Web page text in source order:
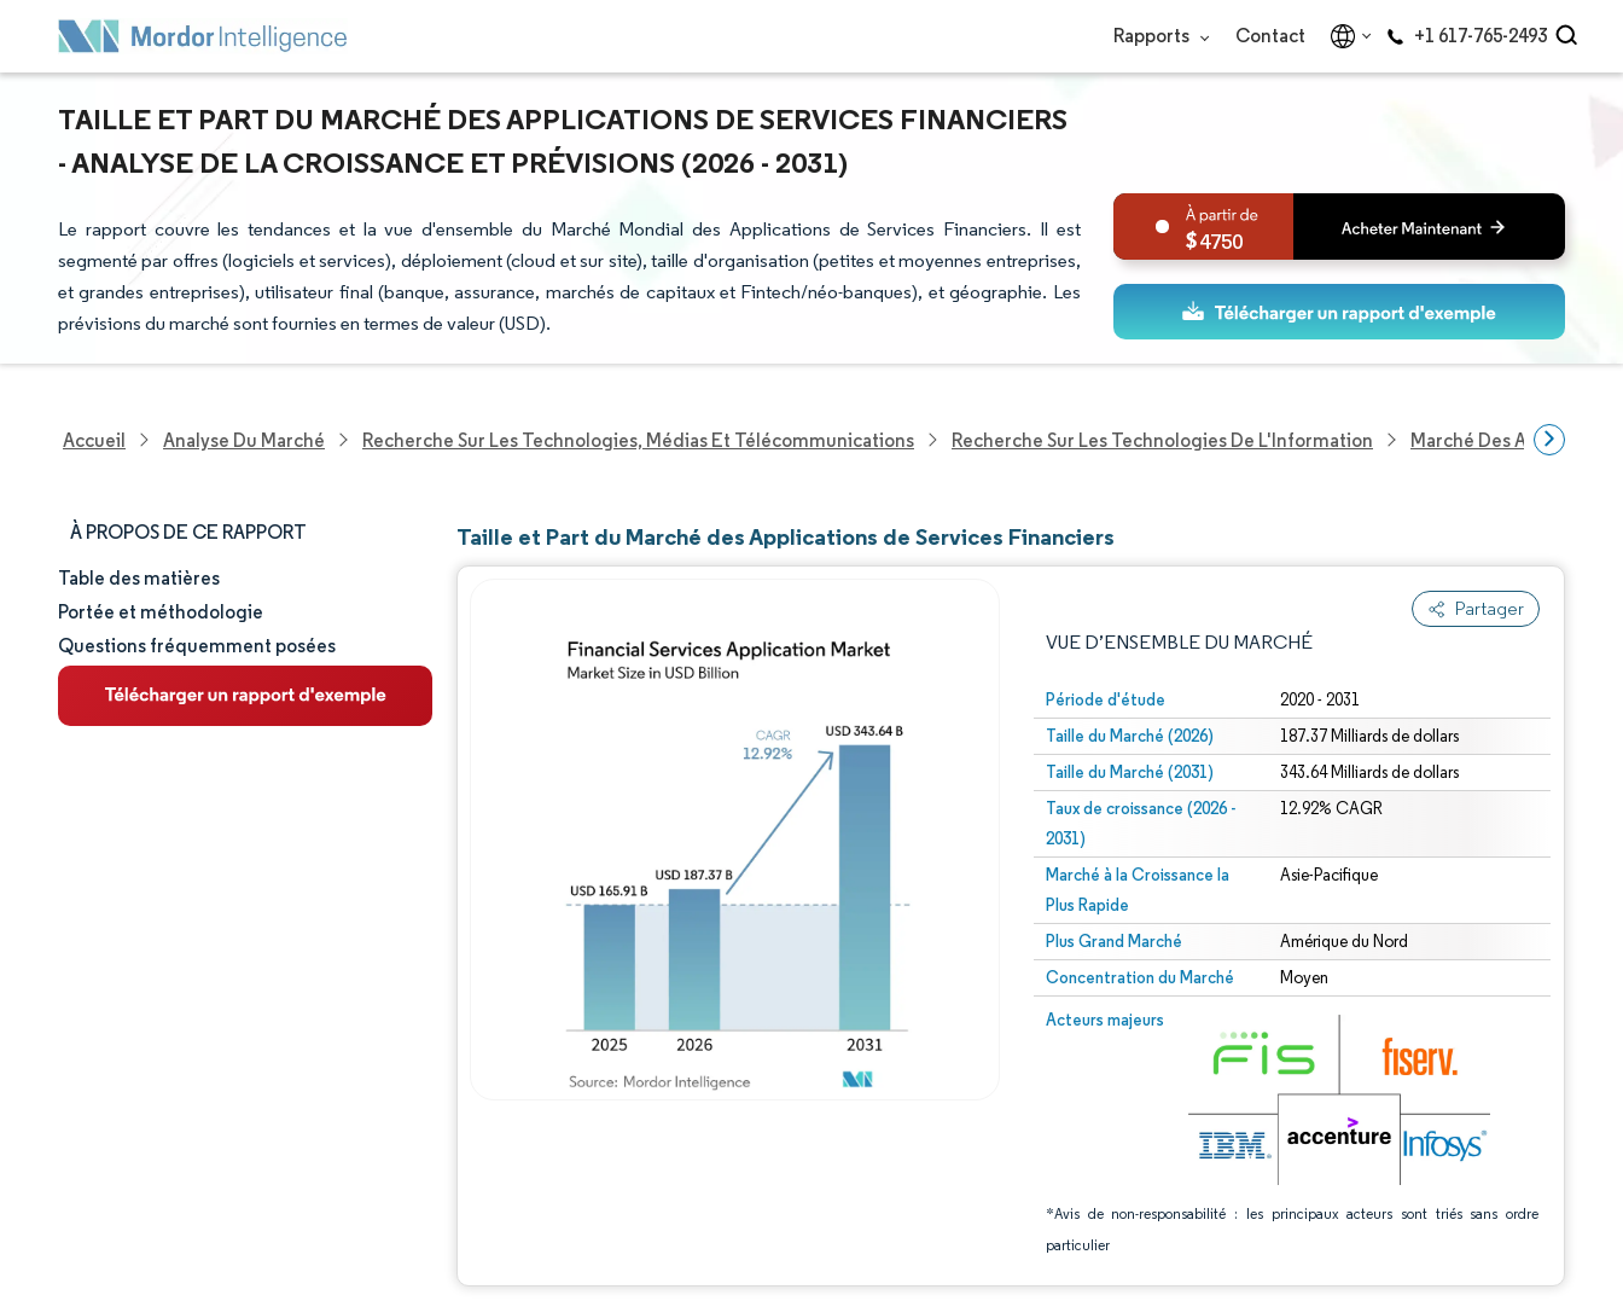
Rapports Contact +1 617-765-2493
TAILLE ET PART DU MARCHÉ DES APPLICATIONS DE SERVICES FINANCIERS
- ANALYSE DE LA CROISSANCE ET PRÉVISIONS (2026 - 2031)
Le rapport couvre les tendances et la vue d'ensemble du Marché Mondial des Applications de Services Financiers. Il est
segmenté par offres (logiciels et services), déploiement (cloud et sur site), taille d'organisation (petites et moyennes entreprises,
et grandes entreprises), utilisateur final (banque, assurance, marchés de capitaux et Fintech/néo-banques), et géographie. Les
prévisions du marché sont fournies en termes de valeur (USD).
4750
Accueil Analyse Du Marché Recherche Sur Les Technologies, Médias Et Télécommunications Recherche Sur Les Technologies De L'Information Marché Des
À PROPOS DE CE RAPPORT
Taille et part de marché
Analyse du marché
Tendances et perspectives
Table des matières
Portée et méthodologie
Questions fréquemment posées
Taille et Part du Marché des Applications de Services Financiers
Partager
VUE D’ENSEMBLE DU MARCHÉ
Période d'étude 2020 - 2031
Taille du Marché (2026) 187.37 Milliards de dollars
Taille du Marché (2031) 343.64 Milliards de dollars
Taux de croissance (2026 -
2031)
12.92% CAGR
Marché à la Croissance la
Plus Rapide
Asie-Pacifique
Plus Grand Marché Amérique du Nord
Concentration du Marché Moyen
Acteurs majeurs
*Avis de non-responsabilité : les principaux acteurs sont triés sans ordre
particulier
Image © Mordor Intelligence. La réutilisation nécessite une attribution sous CC BY 4.0.
Image © Mordor Intelligence. La réutilisation nécessite une attribution sous CC BY 4.0.